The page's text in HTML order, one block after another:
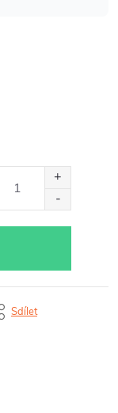
Sdílet